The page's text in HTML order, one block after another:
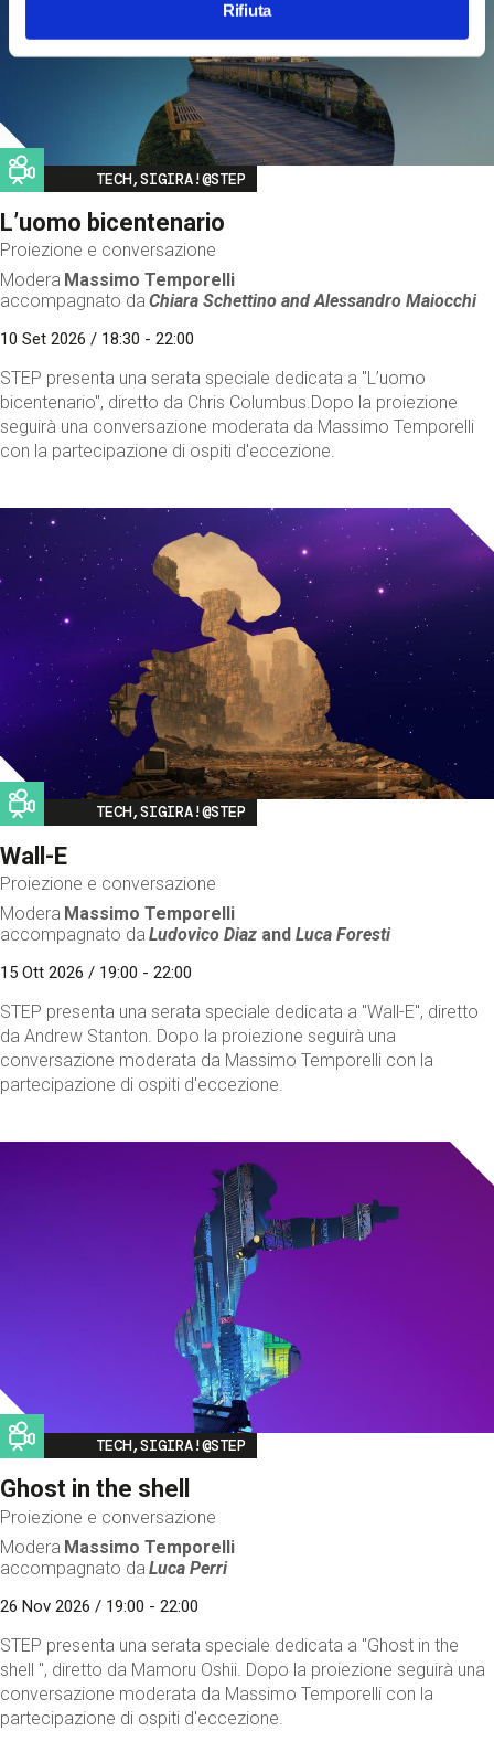
Rifiuta
Image
TECH,SIGIRA!@STEP
L’uomo bicentenario
Proiezione e conversazione
Modera Massimo Temporelli
accompagnato da Chiara Schettino andAlessandro Maiocchi
10 Set 2026 / 18:30 - 22:00
STEP presenta una serata speciale dedicata a "L’uomo
bicentenario", diretto da Chris Columbus.Dopo la proiezione
seguirà una conversazione moderata da Massimo Temporelli
con la partecipazione di ospiti d'eccezione.
Image
TECH,SIGIRA!@STEP
Wall-E
Proiezione e conversazione
Modera Massimo Temporelli
accompagnato da Ludovico Diaz andLuca Foresti
15 Ott 2026 / 19:00 - 22:00
STEP presenta una serata speciale dedicata a "Wall-E", diretto
da Andrew Stanton. Dopo la proiezione seguirà una
conversazione moderata da Massimo Temporelli con la
partecipazione di ospiti d'eccezione.
Image
TECH,SIGIRA!@STEP
Ghost in the shell
Proiezione e conversazione
Modera Massimo Temporelli
accompagnato da Luca Perri
26 Nov 2026 / 19:00 - 22:00
STEP presenta una serata speciale dedicata a "Ghost in the
shell ", diretto da Mamoru Oshii. Dopo la proiezione seguirà una
conversazione moderata da Massimo Temporelli con la
partecipazione di ospiti d'eccezione.